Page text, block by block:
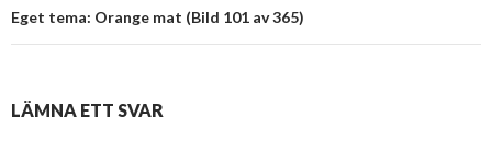
Eget tema: Orange mat (Bild 101 av 365)
LÄMNA ETT SVAR